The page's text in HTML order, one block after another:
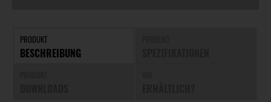
PRODUKT
BESCHREIBUNG